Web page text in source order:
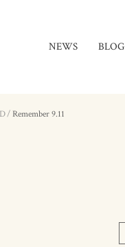
NEWS BLOG
/Remember 9.11